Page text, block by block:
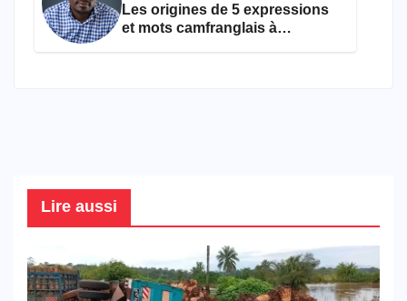
Les origines de 5 expressions
et mots camfranglais à
Lire aussi